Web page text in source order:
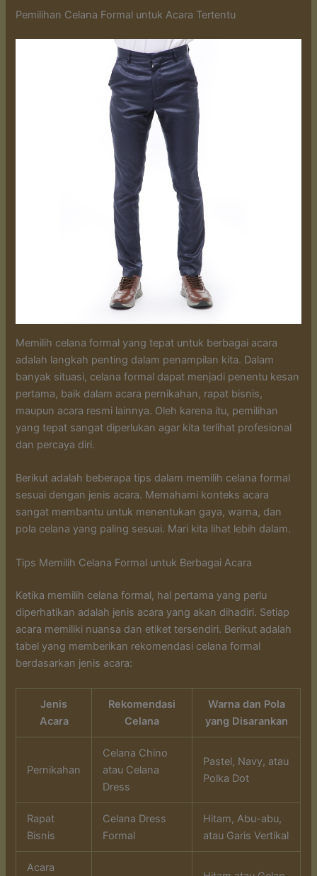
Pemilihan Celana Formal untuk Acara Tertentu
Memilih celana formal yang tepat untuk berbagai acara
adalah langkah penting dalam penampilan kita. Dalam
banyak situasi, celana formal dapat menjadi penentu kesan
pertama, baik dalam acara pernikahan, rapat bisnis,
maupun acara resmi lainnya. Oleh karena itu, pemilihan
yang tepat sangat diperlukan agar kita terlihat profesional
dan percaya diri.
Berikut adalah beberapa tips dalam memilih celana formal
sesuai dengan jenis acara. Memahami konteks acara
sangat membantu untuk menentukan gaya, warna, dan
pola celana yang paling sesuai. Mari kita lihat lebih dalam.
Tips Memilih Celana Formal untuk Berbagai Acara
Ketika memilih celana formal, hal pertama yang perlu
diperhatikan adalah jenis acara yang akan dihadiri. Setiap
acara memiliki nuansa dan etiket tersendiri. Berikut adalah
tabel yang memberikan rekomendasi celana formal
berdasarkan jenis acara:
Jenis
Acara
Rekomendasi
Celana
Warna dan Pola
yang Disarankan
Pernikahan
Celana Chino
atau Celana
Dress
Pastel, Navy, atau
Polka Dot
Rapat
Bisnis
Celana Dress
Formal
Hitam, Abu-abu,
atau Garis Vertikal
Acara